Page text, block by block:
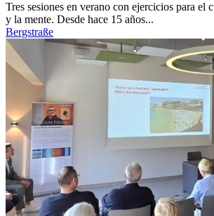
Tres sesiones en verano con ejercicios para el
y la mente. Desde hace 15 años...
Bergstraße